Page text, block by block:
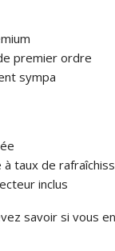
premier ordre
sympa
à taux de
inclus
savoir si vous